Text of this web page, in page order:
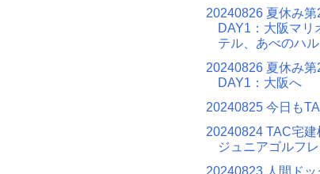
20240826 夏休み第
DAY1：大阪マリ
テル、あべのハ
20240826 夏休み第
DAY1：大阪へ
20240825 今日も
20240824 TAC宅
ジュニアゴルフ
20240823 人間ド